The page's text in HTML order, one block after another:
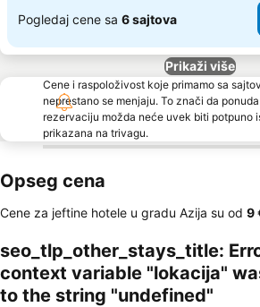
Pogledaj cene sa 6 sajtova
Prikaži više
Cene i raspoloživost koje primamo sa
neprestano se menjaju. To znači da
rezervaciju možda neće uvek biti potpuno
prikazana na trivagu.
Opseg cena
Cene za jeftine hotele u gradu Azija su od ‎9
seo_tlp_other_stays_title:
context variable "lokacija"
to the string "undefined"